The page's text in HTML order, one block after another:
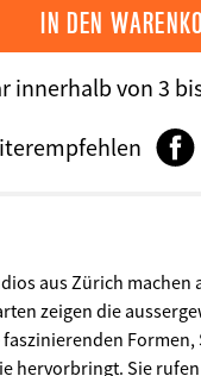
innerhalb von 3
aus Zürich machen
zeigen die
hervorbringt. Sie